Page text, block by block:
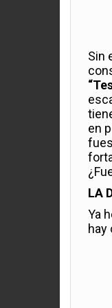
Sin
en
LA
Ya
hay